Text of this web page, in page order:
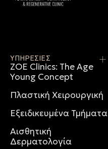
ΥΠΗΡΕΣΙΕΣ
ZOE Clinics: The Age
Young Concept
Πλαστική Χειρουργική
Εξειδικευμένα Τμήματα
Αισθητική
Δερματολογία